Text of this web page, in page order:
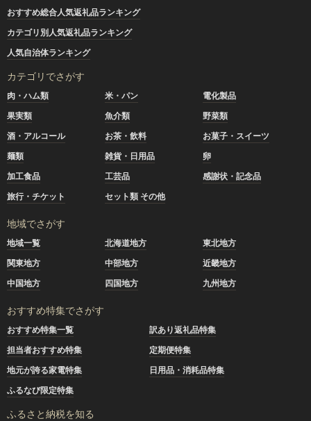
おすすめ総合人気返礼品ランキング
カテゴリ別人気返礼品ランキング
人気自治体ランキング
カテゴリでさがす
肉・ハム類 米・パン
電化製品
果実類
魚介類
野菜類
酒・アルコール
お茶・飲料
お菓子・スイーツ
麺類
雑貨・日用品
卵
加工食品
工芸品
感謝状・記念品
旅行・チケット
セット類 その他
地域でさがす
地域一覧 北海道地方
東北地方
関東地方
中部地方
近畿地方
中国地方
四国地方 九州地方
おすすめ特集でさがす
おすすめ特集一覧
訳あり返礼品特集
担当者おすすめ特集
定期便特集
地元が誇る家電特集
日用品・消耗品特集
ふるなび限定特集
ふるさと納税を知る